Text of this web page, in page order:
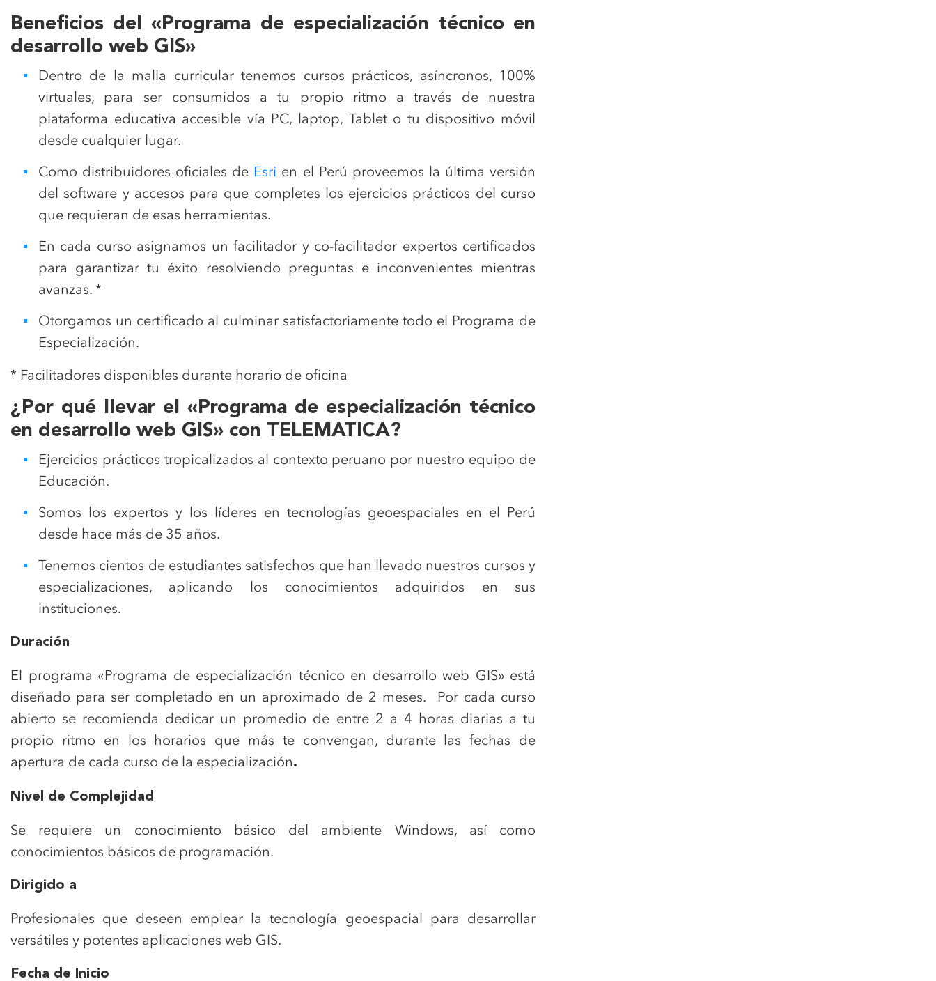
Beneficios del «Programa de especialización técnico en
desarrollo web GIS»
Dentro de la malla curricular tenemos cursos prácticos, asíncronos, 100%
virtuales, para ser consumidos a tu propio ritmo a través de nuestra
plataforma educativa accesible vía PC, laptop, Tablet o tu dispositivo móvil
desde cualquier lugar.
Como distribuidores oficiales de Esri en el Perú proveemos la última versión
del software y accesos para que completes los ejercicios prácticos del curso
que requieran de esas herramientas.
En cada curso asignamos un facilitador y co-facilitador expertos certificados
para garantizar tu éxito resolviendo preguntas e inconvenientes mientras
avanzas. *
Otorgamos un certificado al culminar satisfactoriamente todo el Programa de
Especialización.
* Facilitadores disponibles durante horario de oficina
¿Por qué llevar el «Programa de especialización técnico
en desarrollo web GIS» con TELEMATICA?
Ejercicios prácticos tropicalizados al contexto peruano por nuestro equipo de
Educación.
Somos los expertos y los líderes en tecnologías geoespaciales en el Perú
desde hace más de 35 años.
Tenemos cientos de estudiantes satisfechos que han llevado nuestros cursos y
especializaciones, aplicando los conocimientos adquiridos en sus
instituciones.
Duración
El programa «Programa de especialización técnico en desarrollo web GIS» está
diseñado para ser completado en un aproximado de 2 meses. Por cada curso
abierto se recomienda dedicar un promedio de entre 2 a 4 horas diarias a tu
propio ritmo en los horarios que más te convengan, durante las fechas de
apertura de cada curso de la especialización.
Nivel de Complejidad
Se requiere un conocimiento básico del ambiente Windows, así como
conocimientos básicos de programación.
Dirigido a
Profesionales que deseen emplear la tecnología geoespacial para desarrollar
versátiles y potentes aplicaciones web GIS.
Fecha de Inicio